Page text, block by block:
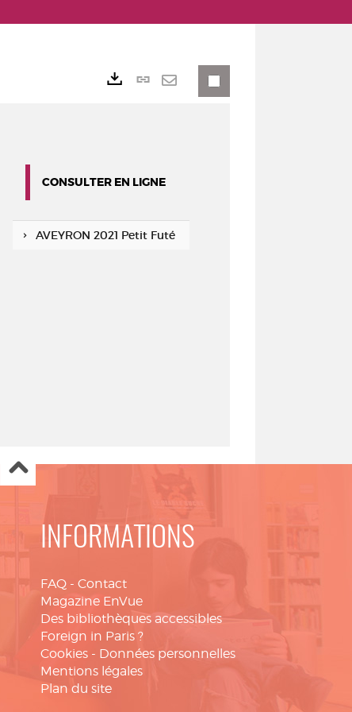
Lien
CONSULTER EN LIGNE
AVEYRON 2021 Petit Futé
INFORMATIONS
FAQ - Contact
Magazine EnVue
Des bibliothèques accessibles
Foreign in Paris ?
Cookies - Données personnelles
Mentions légales
Plan du site